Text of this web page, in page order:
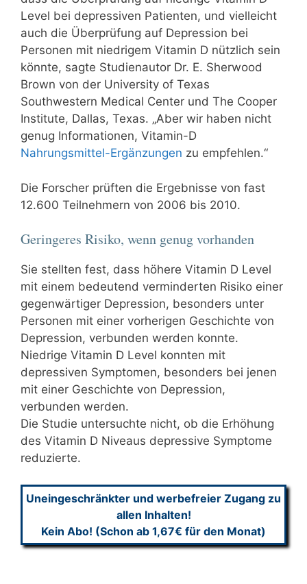
Level bei depressiven Patienten, und vielleicht
auch die Überprüfung auf Depression bei
Personen mit niedrigem Vitamin D nützlich sein
könnte, sagte Studienautor Dr. E. Sherwood
Brown von der University of Texas
Southwestern Medical Center und The Cooper
Institute, Dallas, Texas. „Aber wir haben nicht
genug Informationen, Vitamin-D
Nahrungsmittel-Ergänzungen zu empfehlen.“
Die Forscher prüften die Ergebnisse von fast
12.600 Teilnehmern von 2006 bis 2010.
Geringeres Risiko, wenn genug vorhanden
Sie stellten fest, dass höhere Vitamin D Level
mit einem bedeutend verminderten Risiko einer
gegenwärtiger Depression, besonders unter
Personen mit einer vorherigen Geschichte von
Depression, verbunden werden konnte.
Niedrige Vitamin D Level konnten mit
depressiven Symptomen, besonders bei jenen
mit einer Geschichte von Depression,
verbunden werden.
Die Studie untersuchte nicht, ob die Erhöhung
des Vitamin D Niveaus depressive Symptome
reduzierte.
Uneingeschränkter und werbefreier Zugang zu
allen Inhalten!
Kein Abo! (Schon ab 1,67€ für den Monat)